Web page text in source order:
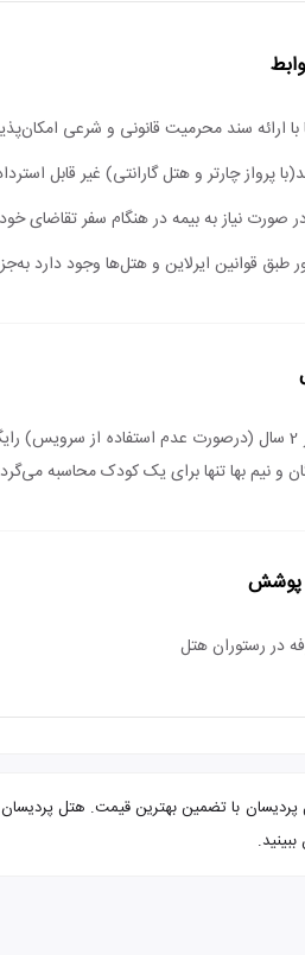
ارائه سند محرمیت قانونی و شرعی
پرواز چارتر و هتل گارانتی) غیر قابل
صورت نیاز به بیمه در هنگام سفر تقاضای خود
طبق قوانین ایرلاین و هتل‌ها وجود دارد
و نیم بها تنها برای یک کودک محاسبه
پوشش
در رستوران هتل